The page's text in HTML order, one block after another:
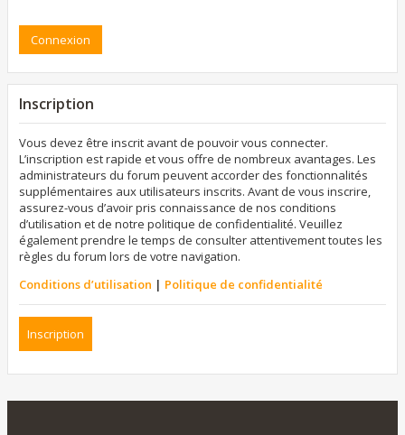
Inscription
Vous devez être inscrit avant de pouvoir vous connecter.
L’inscription est rapide et vous offre de nombreux avantages. Les
administrateurs du forum peuvent accorder des fonctionnalités
supplémentaires aux utilisateurs inscrits. Avant de vous inscrire,
assurez-vous d’avoir pris connaissance de nos conditions
d’utilisation et de notre politique de confidentialité. Veuillez
également prendre le temps de consulter attentivement toutes les
règles du forum lors de votre navigation.
Conditions d’utilisation | Politique de confidentialité
Inscription